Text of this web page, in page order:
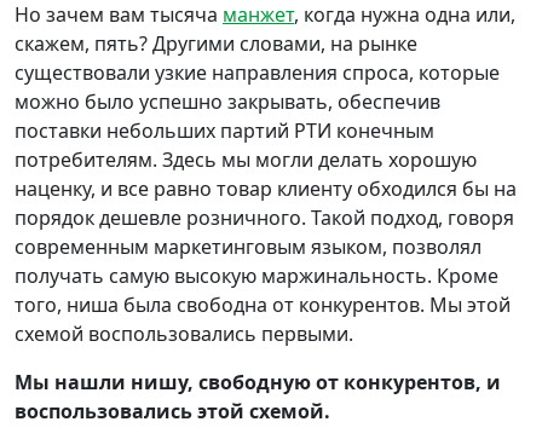
Но зачем вам тысяча манжет, когда нужна одна или,
скажем, пять? Другими словами, на рынке
существовали узкие направления спроса, которые
можно было успешно закрывать, обеспечив
поставки небольших партий РТИ конечным
потребителям. Здесь мы могли делать хорошую
наценку, и все равно товар клиенту обходился бы на
порядок дешевле розничного. Такой подход, говоря
современным маркетинговым языком, позволял
получать самую высокую маржинальность. Кроме
того, ниша была свободна от конкурентов. Мы этой
схемой воспользовались первыми.
Мы нашли нишу, свободную от конкурентов, и
воспользовались этой схемой.